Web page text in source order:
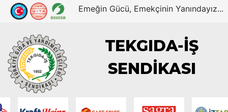
Emeğin Gücü, Emekçinin Yanındayız...
TEKGIDA-İŞ
SENDİKASI